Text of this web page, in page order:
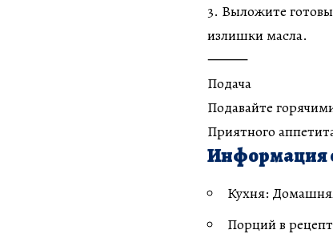
3. Выложите
излишки масла.
⸻
Подача
Подавайте
Приятного
Информация
Кухня:
Порций в